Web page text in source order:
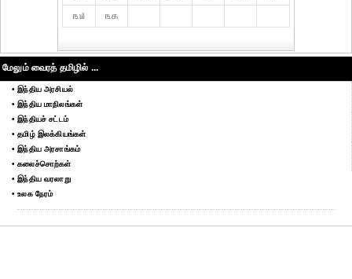
௩௰
௩௧
மேலும் வைரத் தமிழில் ...
• இந்திய அரசியல்
• இந்திய மாநிலங்கள்
• இந்தியச் சட்டம்
• தமிழ் இலக்கியங்கள்
• இந்திய அரசாங்கம்
• கலைச்சொற்கள்
• இந்திய வரலாறு
• உலக நேரம்